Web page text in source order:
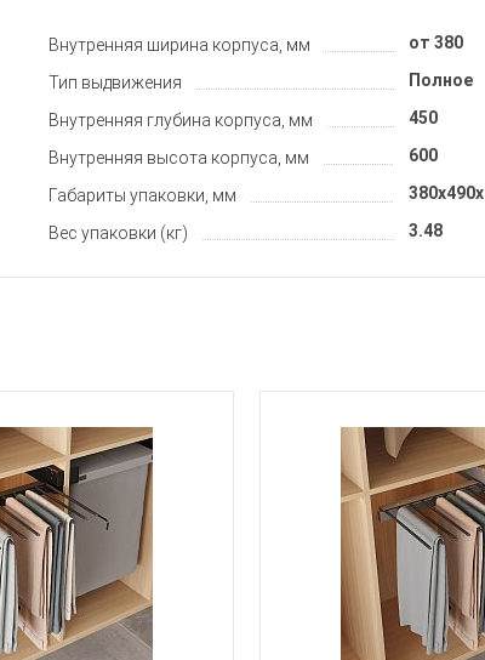
Внутренняя ширина корпуса, мм от 380
Тип выдвижения Полное
Внутренняя глубина корпуса, мм 450
Внутренняя высота корпуса, мм 600
Габариты упаковки, мм
Вес упаковки (кг) 3.48